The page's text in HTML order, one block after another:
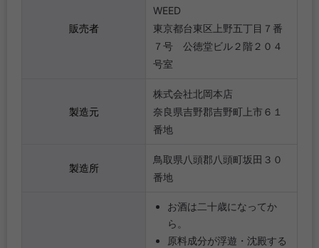
販売者
WEED
東京都台東区上野五丁目７番
７号 公徳堂ビル２階２０４
号室
製造元
株式会社北岡本店
奈良県吉野郡吉野町上市６１
番地
製造所
鳥取県八頭郡八頭町坂田３０
番地
お酒は二十歳になってか
ら。
原料成分が浮遊・沈殿する